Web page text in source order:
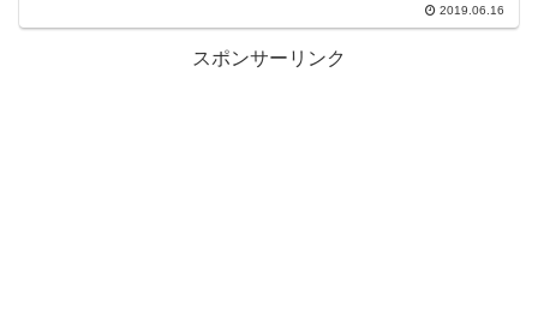
2019.06.16
スポンサーリンク